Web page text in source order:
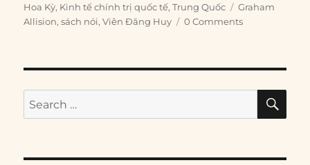
on
Hoa Kỳ, Kinh tế chính trị quốc tế,Trung Quốc Tags
Graham
Allision,sách nói,Viên Đăng Huy 0 Comments
Search
for: